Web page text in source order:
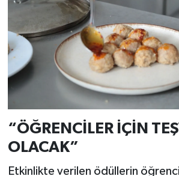
“ÖĞRENCİLER İÇİN
OLACAK”
Etkinlikte verilen ödüllerin